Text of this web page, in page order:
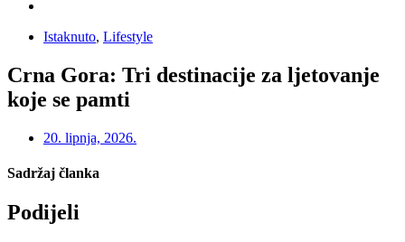
Istaknuto, Lifestyle
Crna Gora: Tri destinacije za ljetovanje
koje se pamti
20. lipnja, 2026.
Sadržaj članka
Podijeli